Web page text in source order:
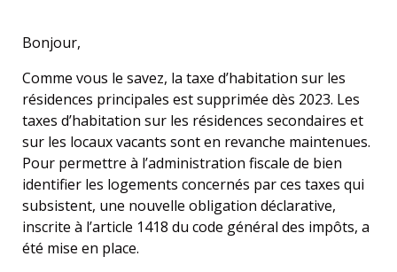
Bonjour,
Comme vous le savez, la taxe d’habitation sur les
résidences principales est supprimée dès 2023. Les
taxes d’habitation sur les résidences secondaires et
sur les locaux vacants sont en revanche maintenues.
Pour permettre à l’administration fiscale de bien
identifier les logements concernés par ces taxes qui
subsistent, une nouvelle obligation déclarative,
inscrite à l’article 1418 du code général des impôts, a
été mise en place.